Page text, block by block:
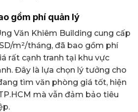
gồm phí quản lý
Văn Khiêm Building cung cấp
m²/tháng, đã bao gồm phí
rất cạnh tranh tại khu vực
Đây là lựa chọn lý tưởng cho
tìm văn phòng giá tốt, hiện
mà vẫn đảm bảo tiêu